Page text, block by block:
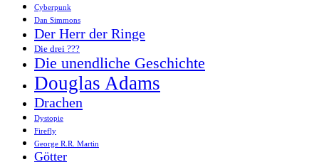
Cyberpunk
Dan Simmons
Der Herr der Ringe
Die drei ???
Die unendliche Geschichte
Douglas Adams
Drachen
Dystopie
Firefly
George R.R. Martin
Götter